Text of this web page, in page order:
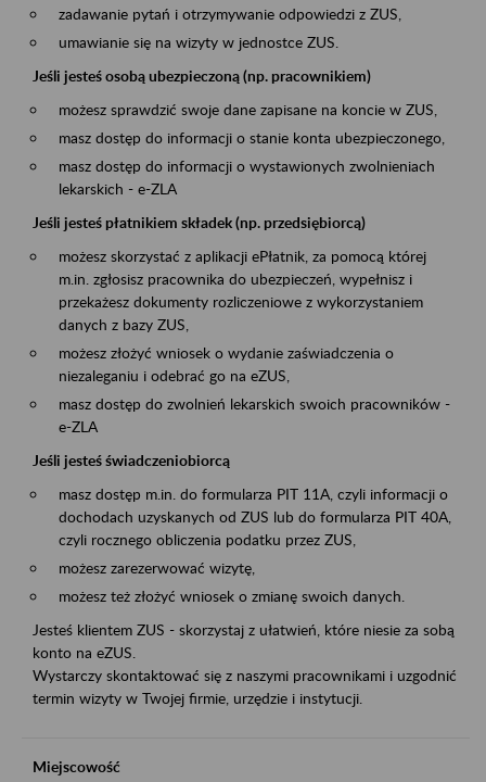
zadawanie pytań i otrzymywanie odpowiedzi z ZUS,
umawianie się na wizyty w jednostce ZUS.
Jeśli jesteś osobą ubezpieczoną (np. pracownikiem)
możesz sprawdzić swoje dane zapisane na koncie w ZUS,
masz dostęp do informacji o stanie konta ubezpieczonego,
masz dostęp do informacji o wystawionych zwolnieniach
lekarskich - e-ZLA
Jeśli jesteś płatnikiem składek (np. przedsiębiorcą)
możesz skorzystać z aplikacji ePłatnik, za pomocą której
m.in. zgłosisz pracownika do ubezpieczeń, wypełnisz i
przekażesz dokumenty rozliczeniowe z wykorzystaniem
danych z bazy ZUS,
możesz złożyć wniosek o wydanie zaświadczenia o
niezaleganiu i odebrać go na eZUS,
masz dostęp do zwolnień lekarskich swoich pracowników -
e-ZLA
Jeśli jesteś świadczeniobiorcą
masz dostęp m.in. do formularza PIT 11A, czyli informacji o
dochodach uzyskanych od ZUS lub do formularza PIT 40A,
czyli rocznego obliczenia podatku przez ZUS,
możesz zarezerwować wizytę,
możesz też złożyć wniosek o zmianę swoich danych.
Jesteś klientem ZUS - skorzystaj z ułatwień, które niesie za sobą
konto na eZUS.
Wystarczy skontaktować się z naszymi pracownikami i uzgodnić
termin wizyty w Twojej firmie, urzędzie i instytucji.
Miejscowość